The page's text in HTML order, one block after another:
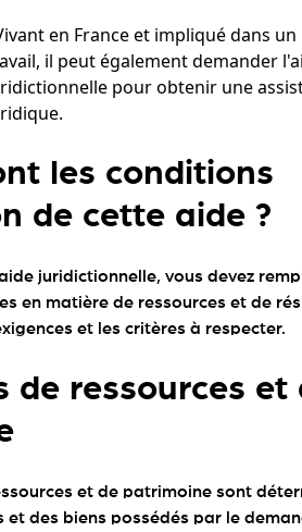
en France et impliqué dans
il peut également demander
pour obtenir une
les conditions
de cette aide ?
juridictionnelle, vous devez
en matière de ressources et de
et les critères à respecter.
de ressources et
et de patrimoine sont
et des biens possédés par le